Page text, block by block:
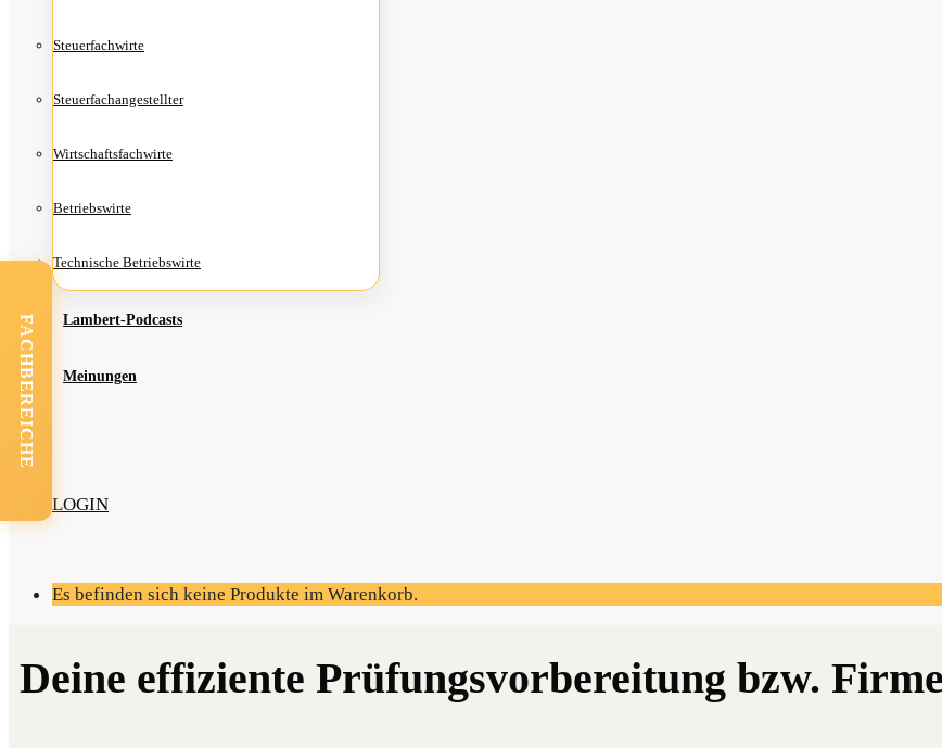
Steu­er­fach­wir­te
Steu­er­fach­an­ge­stell­ter
Wirt­schafts­fach­wir­te
Betriebs­wir­te
Tech­ni­sche Betriebswirte
Lam­­bert-Pod­­casts
Mei­nun­gen
LOGIN
Es befinden sich keine Produkte im Warenkorb.
FACHBEREICHE